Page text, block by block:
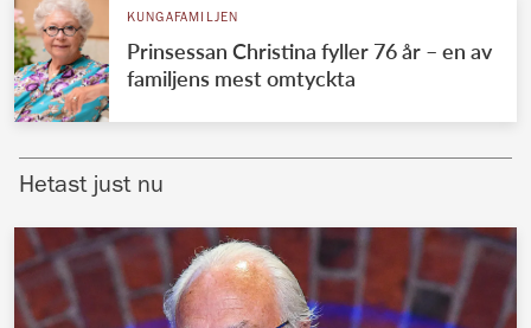
VÄRLDENS KUNGAHUS
Svenska kungahuset
Brittiska kungahuset
Nederländska kungahuset
Belgiska kungahuset
REDAKTION
KUNGAFAMILJEN
Prinsessan Christina fyller 76 år – en av
familjens mest omtyckta
Hetast just nu